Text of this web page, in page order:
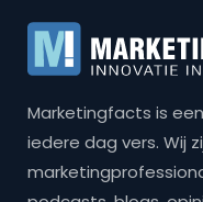
Marketingfacts is
iedere dag vers. Wij